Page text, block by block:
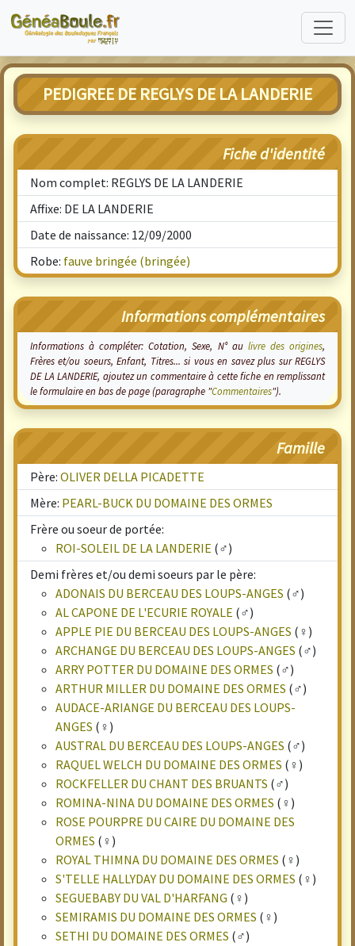
PEDIGREE DE REGLYS DE LA LANDERIE
Fiche d'identité
Nom complet: REGLYS DE LA LANDERIE
Affixe: DE LA LANDERIE
Date de naissance: 12/09/2000
Robe: fauve bringée (bringée)
Informations complémentaires
Informations à compléter: Cotation, Sexe, N° au livre des origines,
Frères et/ou soeurs, Enfant, Titres... si vous en savez plus sur REGLYS
DE LA LANDERIE, ajoutez un commentaire à cette fiche en remplissant
le formulaire en bas de page (paragraphe "Commentaires").
Famille
Père: OLIVER DELLA PICADETTE
Mère: PEARL-BUCK DU DOMAINE DES ORMES
Frère ou soeur de portée:
ROI-SOLEIL DE LA LANDERIE (♂)
Demi frères et/ou demi soeurs par le père:
ADONAIS DU BERCEAU DES LOUPS-ANGES (♂)
AL CAPONE DE L'ECURIE ROYALE (♂)
APPLE PIE DU BERCEAU DES LOUPS-ANGES (♀)
ARCHANGE DU BERCEAU DES LOUPS-ANGES (♂)
ARRY POTTER DU DOMAINE DES ORMES (♂)
ARTHUR MILLER DU DOMAINE DES ORMES (♂)
AUDACE-ARIANGE DU BERCEAU DES LOUPS-
ANGES (♀)
AUSTRAL DU BERCEAU DES LOUPS-ANGES (♂)
RAQUEL WELCH DU DOMAINE DES ORMES (♀)
ROCKFELLER DU CHANT DES BRUANTS (♂)
ROMINA-NINA DU DOMAINE DES ORMES (♀)
ROSE POURPRE DU CAIRE DU DOMAINE DES
ORMES (♀)
ROYAL THIMNA DU DOMAINE DES ORMES (♀)
S'TELLE HALLYDAY DU DOMAINE DES ORMES (♀)
SEGUEBABY DU VAL D'HARFANG (♀)
SEMIRAMIS DU DOMAINE DES ORMES (♀)
SETHI DU DOMAINE DES ORMES (♂)